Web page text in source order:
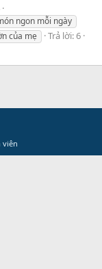
ngon mỗi ngày
của mẹ
Trả lời: 6
viên